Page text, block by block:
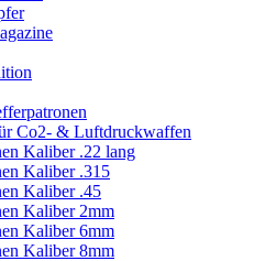
Co2- & Luftdruckwaffen
Kaliber .22 lang
Kaliber .315
Kaliber .45
Kaliber 2mm
Kaliber 6mm
Kaliber 8mm